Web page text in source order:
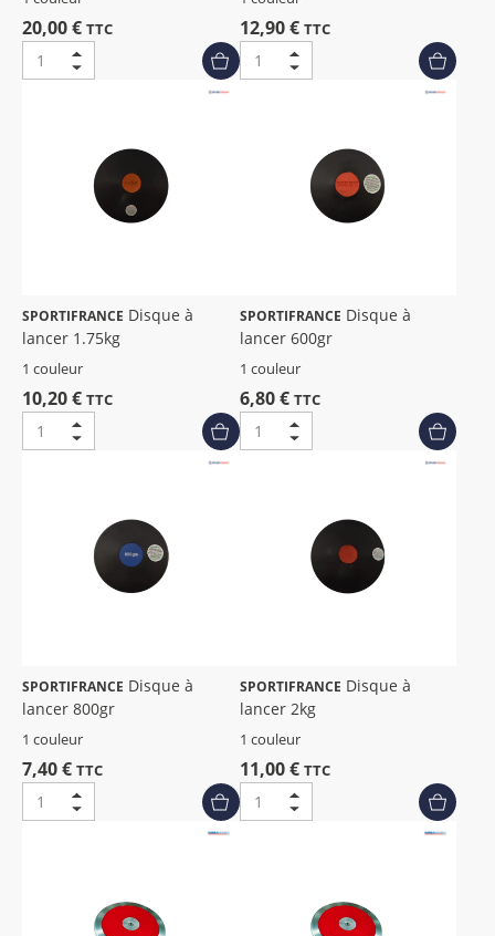
20,00 € TTC 12,90 € TTC
SPORTIFRANCE
lancer 1.75kg
1 couleur
10,20 € TTC
SPORTIFRANCE
lancer 600gr
1 couleur
6,80 € TTC
SPORTIFRANCE
lancer 800gr
1 couleur
7,40 € TTC
SPORTIFRANCE
lancer 2kg
1 couleur
11,00 € TTC